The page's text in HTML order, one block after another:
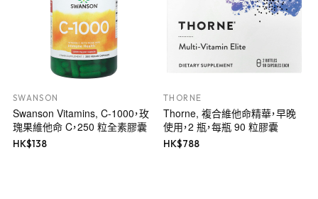
SWANSON
Swanson Vitamins, C-1000，玫
瑰果維他命 C，250 粒全素膠囊
HK$138
THORNE
Thorne, 複合維他命精華，早晚
使用，2 瓶，每瓶 90 粒膠囊
HK$788